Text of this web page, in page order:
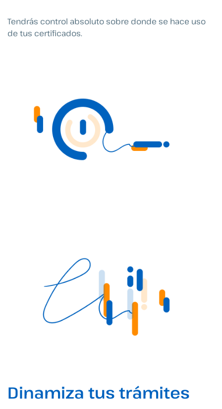
Tendrás control absoluto sobre donde se hace uso
de tus certificados.
Dinamiza tus trámites